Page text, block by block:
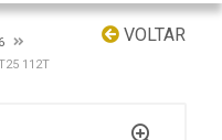
VOLTAR
112T